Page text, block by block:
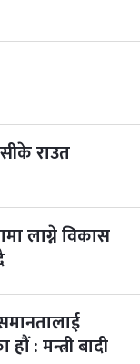
राउत
लाग्ने विकास
: मन्त्री बादी